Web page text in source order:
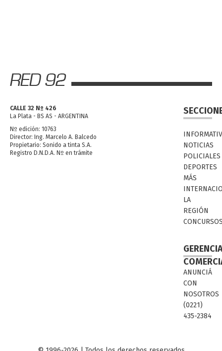
CALLE 32 Nº 426
La Plata - BS AS - ARGENTINA
Nº edición: 10763
Director: Ing. Marcelo A. Balcedo
Propietario: Sonido a tinta S.A.
Registro D.N.D.A. Nº en trámite
NOTICIAS
POLICIALES
DEPORTES
MÁS
LA
REGIÓN
ANUNCIÁ
CON
NOSOTROS
(0221)
435-2384